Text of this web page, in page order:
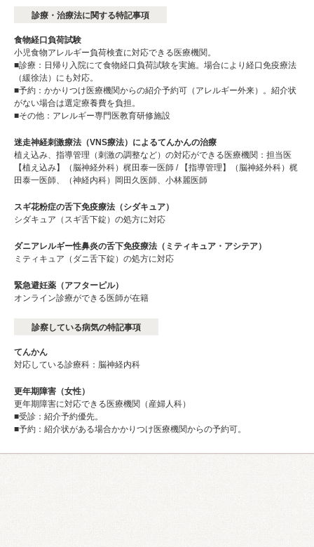
診療・治療法に関する特記事項
食物経口負荷試験
小児食物アレルギー負荷検査に対応できる医療機関。
■診療：日帰り入院にて食物経口負荷試験を実施。場合により経口免疫療法
（緩徐法）にも対応。
■予約：かかりつけ医療機関からの紹介予約可（アレルギー外来）。紹介状
がない場合は選定療養費を負担。
■その他：アレルギー専門医教育研修施設
迷走神経刺激療法（VNS療法）によるてんかんの治療
植え込み、指導管理（刺激の調整など）の対応ができる医療機関：担当医
【植え込み】（脳神経外科）梶田泰一医師 / 【指導管理】（脳神経外科）梶
田泰一医師、（神経内科）岡田久医師、小林麗医師
スギ花粉症の舌下免疫療法（シダキュア）
シダキュア（スギ舌下錠）の処方に対応
ダニアレルギー性鼻炎の舌下免疫療法（ミティキュア・アシテア）
ミティキュア（ダニ舌下錠）の処方に対応
緊急避妊薬（アフターピル）
オンライン診療ができる医師が在籍
診察している病気の特記事項
てんかん
対応している診療科：脳神経内科
更年期障害（女性）
更年期障害に対応できる医療機関（産婦人科）
■受診：紹介予約優先。
■予約：紹介状がある場合かかりつけ医療機関からの予約可。